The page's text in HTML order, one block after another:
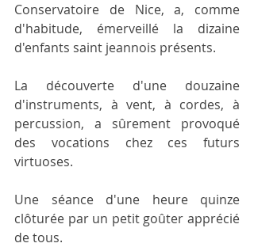
Conservatoire de Nice, a, comme
d'habitude, émerveillé la dizaine
d'enfants saint jeannois présents.
La découverte d'une douzaine
d'instruments, à vent, à cordes, à
percussion, a sûrement provoqué
des vocations chez ces futurs
virtuoses.
Une séance d'une heure quinze
clôturée par un petit goûter apprécié
de tous.